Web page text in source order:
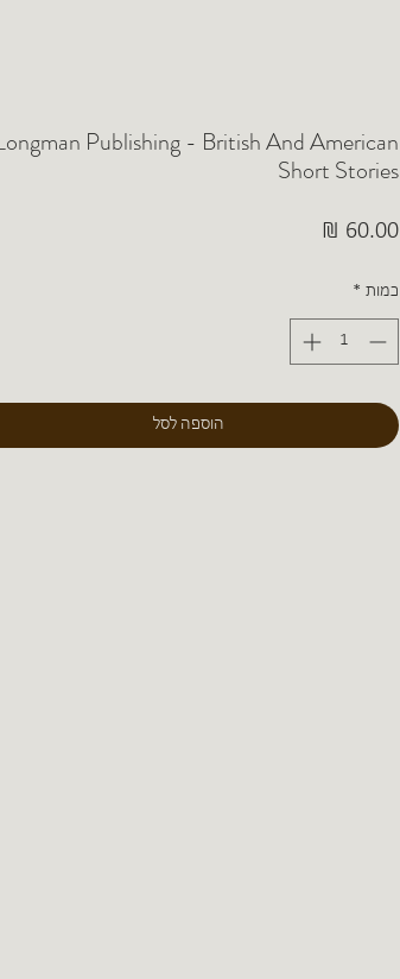
Publishing - British And American
Short Stories
כמות *
הוספה לסל